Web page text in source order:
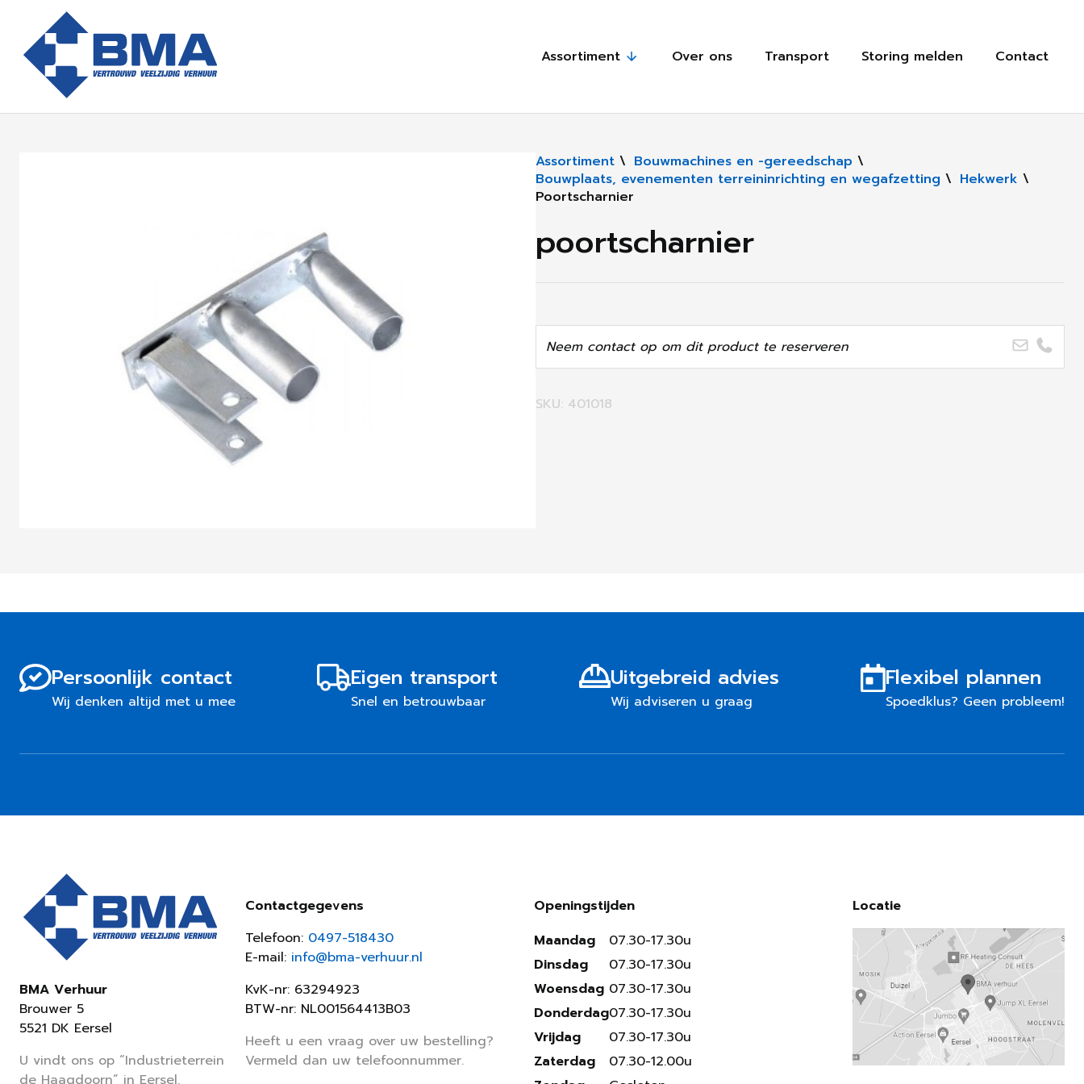
Assortiment Over ons Transport Storing melden Contact
Assortiment \ Bouwmachines en -gereedschap \
Bouwplaats, evenementen terreininrichting en wegafzetting \ Hekwerk \
Poortscharnier
poortscharnier
Neem contact op om dit product te reserveren
SKU: 401018
Persoonlijk contact
Wij denken altijd met u mee
Eigen transport
Snel en betrouwbaar
Uitgebreid advies
Wij adviseren u graag
Flexibel plannen
Spoedklus? Geen probleem!
BMA Verhuur
Brouwer 5
5521 DK Eersel
U vindt ons op “Industrieterrein
de Haagdoorn” in Eersel.
Contactgegevens
Telefoon: 0497-518430
E-mail: info@bma-verhuur.nl
KvK-nr: 63294923
BTW-nr: NL001564413B03
Heeft u een vraag over uw bestelling?
Vermeld dan uw telefoonnummer.
Openingstijden
Maandag
Dinsdag
Woensdag
Donderdag
Vrijdag
Zaterdag
07.30-17.30u
07.30-17.30u
07.30-17.30u
07.30-17.30u
07.30-17.30u
07.30-12.00u
Locatie